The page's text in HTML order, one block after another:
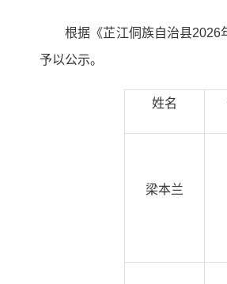
根据《芷江侗族自治县2026年
予以公示。
姓名
梁本兰